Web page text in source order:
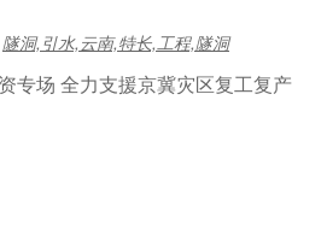
隧洞,引水,云南,特长,工程,隧洞